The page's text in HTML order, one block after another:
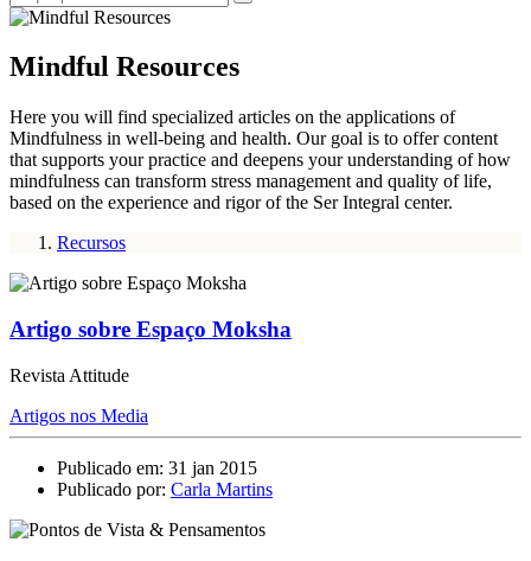
Mindful Resources
Here you will find specialized articles on the applications of
Mindfulness in well-being and health. Our goal is to offer content
that supports your practice and deepens your understanding of how
mindfulness can transform stress management and quality of life,
based on the experience and rigor of the Ser Integral center.
Recursos
Artigo sobre Espaço Moksha
Revista Attitude
Artigos nos Media
Publicado em: 31 jan 2015
Publicado por: Carla Martins